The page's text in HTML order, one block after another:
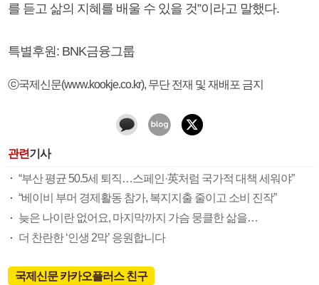
를 듣고 삶의 지혜를 배울 수 있을 것”이라고 말했다.
특별후원: BNK금융그룹
ⓒ국제신문(www.kookje.co.kr), 무단 전재 및 재배포 금지
관련기사
“부산 평균 50.5세 퇴직…스페인·英처럼 국가적 대책 세워야”
“베이비 부머 경제활동 참가, 복지지출 줄이고 소비 진작”
늦은 나이란 없어요, 마지막까지 가슴 뭉클한 삶을…
더 찬란한 ‘인생 2막’ 응원합니다
국제신문 카카오플러스 친구